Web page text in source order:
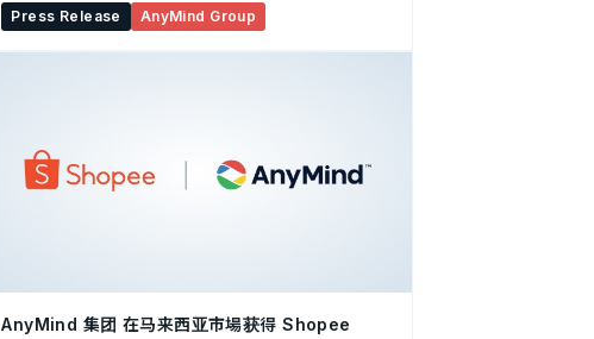
Press Release
AnyMind Group
AnyMind 集团 在马来西亚市場获得 Shopee